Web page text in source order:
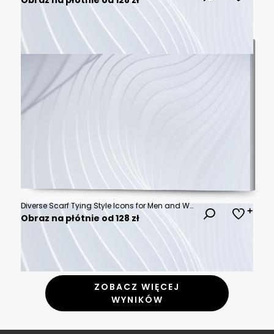
Diverse Scarf Tying Style Icons for Men and Women Fashion Neckwear
Obraz na płótnie od 128 zł
ZOBACZ WIĘCEJ
WYNIKÓW